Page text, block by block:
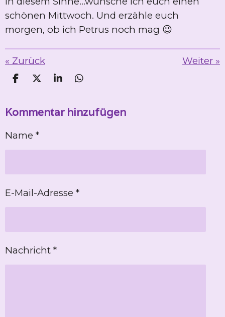
schönen Mittwoch. Und erzähle euch
morgen, ob ich Petrus noch mag 😉
« Zurück Weiter »
T
l
T
l
n
T
l
T
l
Kommentar hinzufügen
Name *
E-Mail-Adresse *
Nachricht *